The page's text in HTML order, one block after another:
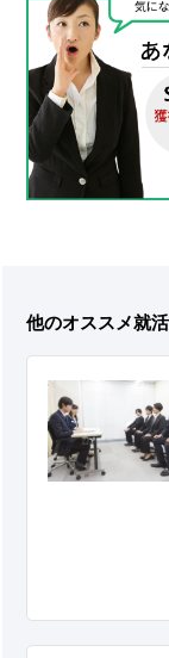
他のオススメ就